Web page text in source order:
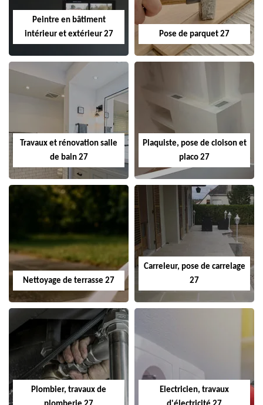
Peintre en bâtiment
intérieur et extérieur 27
Pose de parquet 27
Travaux et rénovation salle
de bain 27
Plaquiste, pose de cloison et
placo 27
Nettoyage de terrasse 27
Carreleur, pose de carrelage
27
Plombier, travaux de
Electricien, travaux